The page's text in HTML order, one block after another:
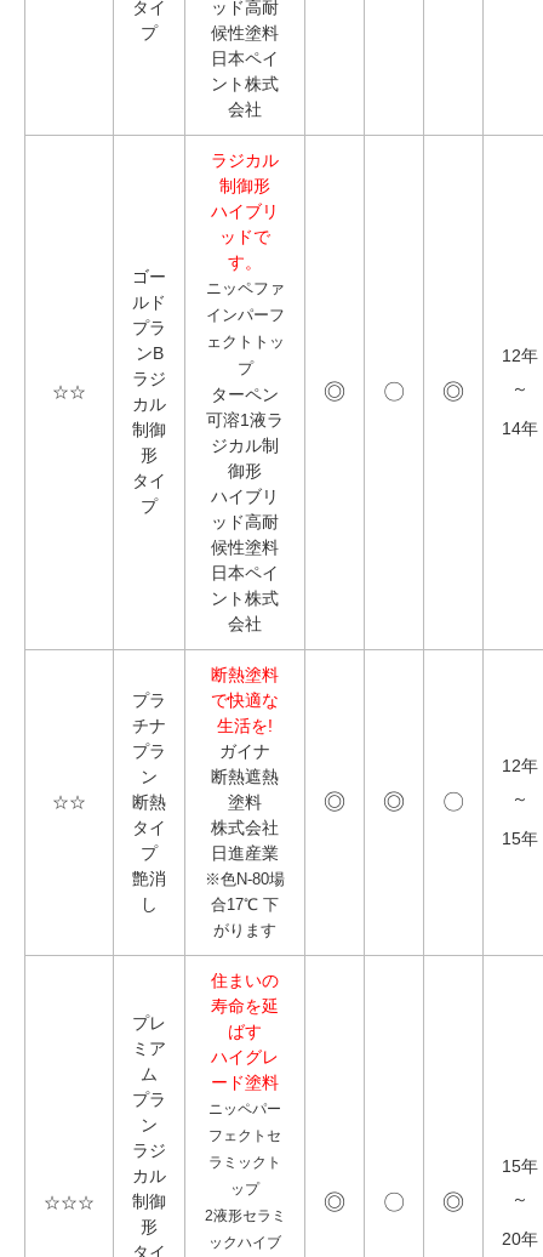
タイ
プ
ッド高耐
候性塗料
日本ペイ
ント株式
会社
☆☆
ゴー
ルド
プラ
ンB
ラジ
カル
制御
形
タイ
プ
ラジカル
制御形
ハイブリ
ッドで
す。
ニッペファ
インパーフ
ェクトトッ
プ
ターペン
可溶1液ラ
ジカル制
御形
ハイブリ
ッド高耐
候性塗料
日本ペイ
ント株式
会社
◎ 〇 ◎
12年
～
14年
☆☆
プラ
チナ
プラ
ン
断熱
タイ
プ
艶消
し
断熱塗料
で快適な
生活を!
ガイナ
断熱遮熱
塗料
株式会社
日進産業
※色N-80場
合17℃ 下
がります
◎ ◎ 〇
12年
～
15年
☆☆☆
プレ
ミア
ム
プラ
ン
ラジ
カル
制御
形
タイ
住まいの
寿命を延
ばす
ハイグレ
ード塗料
ニッペパー
フェクトセ
ラミックト
ップ
2液形セラミ
ックハイブ
◎ 〇 ◎
15年
～
20年